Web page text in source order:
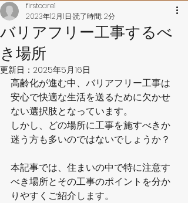
バリアフリー工事するべ
き場所
firstcare1
2023年12月1日 読了時間: 2分
更新日： 2025年5月16日
高齢化が進む中、バリアフリー工事は
安心で快適な生活を送るために欠かせ
ない選択肢となっています。
しかし、どの場所に工事を施すべきか
迷う方も多いのではないでしょうか？
本記事では、住まいの中で特に注意す
べき場所とその工事のポイントを分か
りやすくご紹介します。